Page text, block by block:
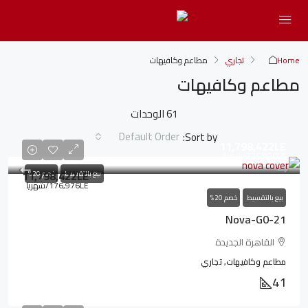
Home تجاري مطاعم وكافيهات
مطاعم وكافيهات
61 الوحدات
Sort by:
Default Order
بيع بالتقسيط خصم 20%
بيع بالتقسيط خصم 20%
Nova-G0-21
11,798,422LE
176,976LE/شهريا
القاهرة الجديدة
مطاعم وكافيهات, تجاري
41